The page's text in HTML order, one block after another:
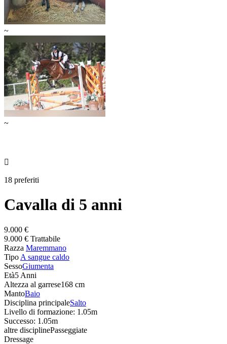
~
~

18 preferiti
Cavalla di 5 anni
9.000 €
9.000 € Trattabile
Razza Maremmano
Tipo A sangue caldo
SessoGiumenta
Età5 Anni
Altezza al garrese168 cm
MantoBaio
Disciplina principaleSalto
Livello di formazione: 1.05m
Successo: 1.05m
altre disciplinePasseggiate
Dressage